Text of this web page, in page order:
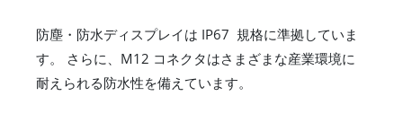
防塵・防水ディスプレイは IP67 規格に準拠していま
す。 さらに、M12 コネクタはさまざまな産業環境に
耐えられる防水性を備えています。